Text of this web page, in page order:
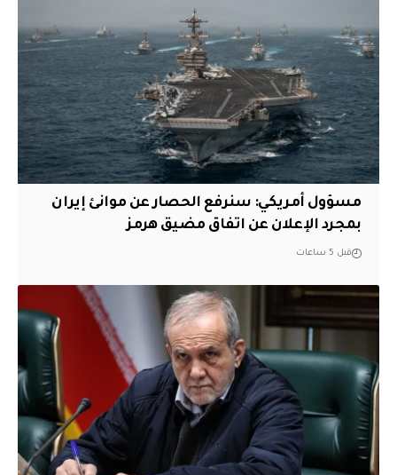
مسؤول أمريكي: سنرفع الحصار عن موانئ إيران
بمجرد الإعلان عن اتفاق مضيق هرمز
قبل 5 ساعات